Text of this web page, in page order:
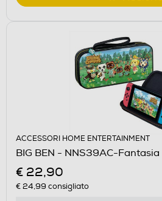
ACCESSORI HOME ENTERTAINMENT
BIG BEN - NNS39AC-Fantasia
€ 22,90
€ 24,99 consigliato